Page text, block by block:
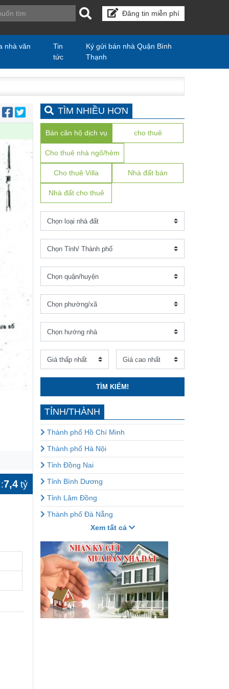
Đăng tin miễn phí
nhà văn
Tin
tức
Ký gửi bán nhà Quận Bình
Thạnh
7,4 tỷ
TÌM NHIỀU HƠN
Bán căn hộ dịch vụ cho thuê
Cho thuê nhà ngõ/hẻm
Cho thuê Villa Nhà đất bán
Nhà đất cho thuê
TÌM KIẾM!
TỈNH/THÀNH
Thành phố Hồ Chí Minh
Thành phố Hà Nội
Tỉnh Đồng Nai
Tỉnh Bình Dương
Tỉnh Lâm Đồng
Thành phố Đà Nẵng
Xem tất cả